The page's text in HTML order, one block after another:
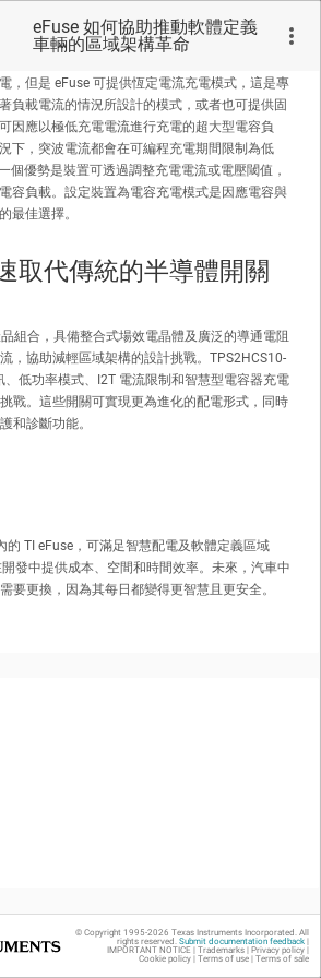
eFuse 如何協助推動軟體定義
車輛的區域架構革命
動模式。許多區域負載本質為電容性負載；因此
必須能進行有效率的電容充電。傳統保險絲和開
，但是 eFuse 可提供恆定電流充電模式，這是專
負載電流的情況所設計的模式，或者也可提供固
因應以極低充電電流進行充電的超大型電容負
下，突波電流都會在可編程充電期間限制為低
個優勢是裝置可透過調整充電電流或電壓閾值，
容負載。設定裝置為電容充電模式是因應電容與
最佳選擇。
取代傳統的半導體開關
組合，具備整合式場效電晶體及廣泛的導通電阻
，協助減輕區域架構的設計挑戰。TPS2HCS10-
、低功率模式、I2T 電流限制和智慧型電容器充電
戰。這些開關可實現更為進化的配電形式，同時
和診斷功能。
的 TI eFuse，可滿足智慧配電及軟體定義區域
發中提供成本、空間和時間效率。未來，汽車中
要更換，因為其每日都變得更智慧且更安全。
声明
© Copyright 1995-2026 Texas Instruments Incorporated. All
rights reserved. Submit documentation feedback|
IMPORTANT NOTICE | Trademarks| Privacy policy|
Cookie policy| Terms of use| Terms of sale